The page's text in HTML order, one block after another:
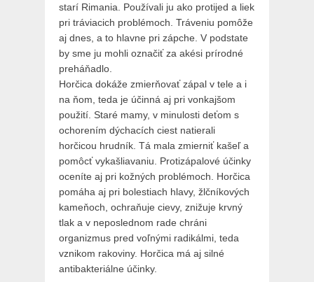
starí Rimania. Používali ju ako protijed a liek
pri tráviacich problémoch. Tráveniu pomôže
aj dnes, a to hlavne pri zápche. V podstate
by sme ju mohli označiť za akési prírodné
preháňadlo.
Horčica dokáže zmierňovať zápal v tele a i
na ňom, teda je účinná aj pri vonkajšom
použití. Staré mamy, v minulosti deťom s
ochorením dýchacích ciest natierali
horčicou hrudník. Tá mala zmierniť kašeľ a
pomôcť vykašliavaniu. Protizápalové účinky
oceníte aj pri kožných problémoch. Horčica
pomáha aj pri bolestiach hlavy, žlčníkových
kameňoch, ochraňuje cievy, znižuje krvný
tlak a v neposlednom rade chráni
organizmus pred voľnými radikálmi, teda
vznikom rakoviny. Horčica má aj silné
antibakteriálne účinky.